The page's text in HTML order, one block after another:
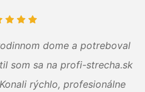
dome a potreboval
som sa na profi-strecha.sk
rýchlo, profesionálne